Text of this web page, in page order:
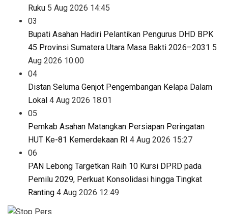
Ruku 5 Aug 2026 14:45
03
Bupati Asahan Hadiri Pelantikan Pengurus DHD BPK
45 Provinsi Sumatera Utara Masa Bakti 2026–2031 5
Aug 2026 10:00
04
Distan Seluma Genjot Pengembangan Kelapa Dalam
Lokal 4 Aug 2026 18:01
05
Pemkab Asahan Matangkan Persiapan Peringatan
HUT Ke-81 Kemerdekaan RI 4 Aug 2026 15:27
06
PAN Lebong Targetkan Raih 10 Kursi DPRD pada
Pemilu 2029, Perkuat Konsolidasi hingga Tingkat
Ranting 4 Aug 2026 12:49